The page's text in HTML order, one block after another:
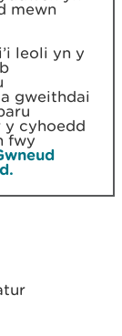
mewn
leoli yn y
gweithdai
cyhoedd
fwy